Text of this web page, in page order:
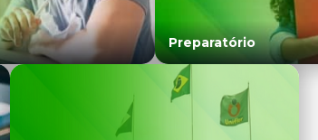
Preparatório